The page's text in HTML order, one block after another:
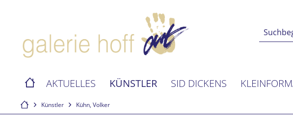
AKTUELLES KÜNSTLER SID DICKENS
Künstler Kühn, Volker